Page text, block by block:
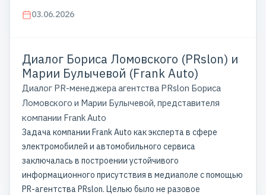
03.06.2026
Диалог Бориса Ломовского (PRslon) и
Марии Булычевой (Frank Auto)
Диалог PR-менеджера агентства PRslon Бориса
Ломовского и Марии Булычевой, представителя
компании Frank Auto
Задача компании Frank Auto как эксперта в сфере
электромобилей и автомобильного сервиса
заключалась в построении устойчивого
информационного присутствия в медиаполе с помощью
PR-агентства PRslon. Целью было не разовое